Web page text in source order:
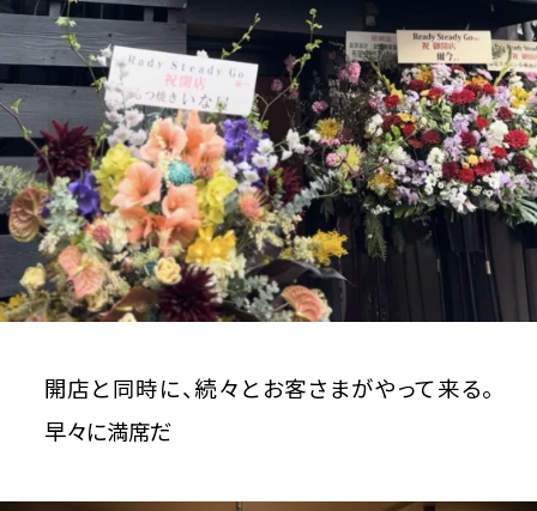
開店と同時に、続々とお客さまがやって来る。
早々に満席だ